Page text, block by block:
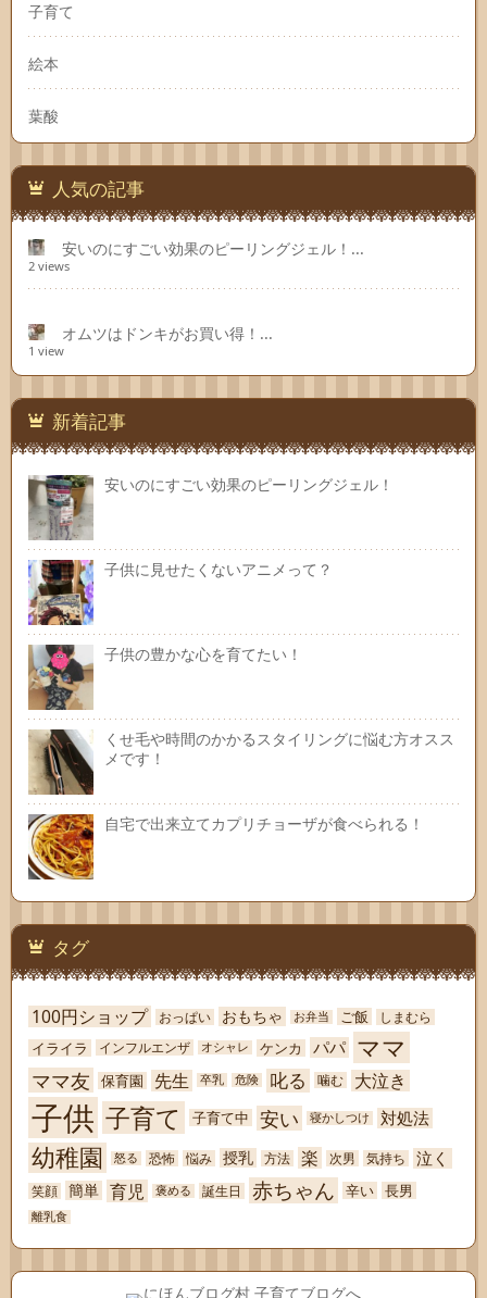
子育て
絵本
葉酸
人気の記事
安いのにすごい効果のピーリングジェル！...
2 views
オムツはドンキがお買い得！...
1 view
新着記事
安いのにすごい効果のピーリングジェル！
子供に見せたくないアニメって？
子供の豊かな心を育てたい！
くせ毛や時間のかかるスタイリングに悩む方オスス
メです！
自宅で出来立てカプリチョーザが食べられる！
タグ
100円ショップ おっぱい おもちゃ お弁当 ご飯 しまむら
イライラ インフルエンザ オシャレ ケンカ パパ ママ
ママ友 保育園 先生 卒乳 危険 叱る 噛む 大泣き
子供 子育て 子育て中 安い 寝かしつけ 対処法
幼稚園 怒る 恐怖 悩み 授乳 方法 楽 次男 気持ち 泣く
笑顔 簡単 育児 褒める 誕生日 赤ちゃん 辛い 長男
離乳食